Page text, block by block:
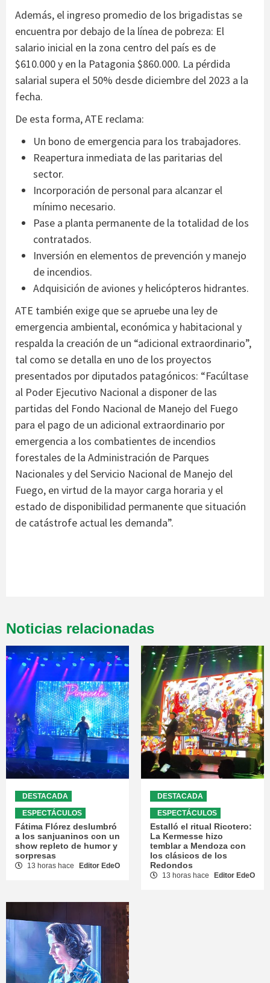
Además, el ingreso promedio de los brigadistas se
encuentra por debajo de la línea de pobreza: El
salario inicial en la zona centro del país es de
$610.000 y en la Patagonia $860.000. La pérdida
salarial supera el 50% desde diciembre del 2023 a la
fecha.
De esta forma, ATE reclama:
Un bono de emergencia para los trabajadores.
Reapertura inmediata de las paritarias del
sector.
Incorporación de personal para alcanzar el
mínimo necesario.
Pase a planta permanente de la totalidad de los
contratados.
Inversión en elementos de prevención y manejo
de incendios.
Adquisición de aviones y helicópteros hidrantes.
ATE también exige que se apruebe una ley de
emergencia ambiental, económica y habitacional y
respalda la creación de un “adicional extraordinario”,
tal como se detalla en uno de los proyectos
presentados por diputados patagónicos: “Facúltase
al Poder Ejecutivo Nacional a disponer de las
partidas del Fondo Nacional de Manejo del Fuego
para el pago de un adicional extraordinario por
emergencia a los combatientes de incendios
forestales de la Administración de Parques
Nacionales y del Servicio Nacional de Manejo del
Fuego, en virtud de la mayor carga horaria y el
estado de disponibilidad permanente que situación
de catástrofe actual les demanda”.
Noticias relacionadas
DESTACADA
ESPECTÁCULOS
Fátima Flórez deslumbró
a los sanjuaninos con un
show repleto de humor y
sorpresas
13 horas hace Editor EdeO
DESTACADA
ESPECTÁCULOS
Estalló el ritual Ricotero:
La Kermesse hizo
temblar a Mendoza con
los clásicos de los
Redondos
13 horas hace Editor EdeO